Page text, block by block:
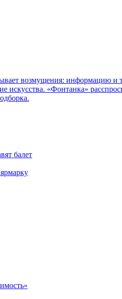
возмущения: информацию и
«Фонтанка»
балет